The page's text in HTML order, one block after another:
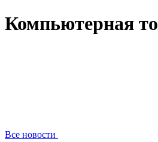
Компьютерная
Все новости